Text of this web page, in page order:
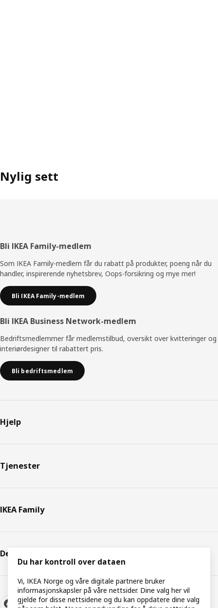
Nylig sett
Bunntekst
Bli IKEA Family-medlem
Som IKEA Family-medlem får du rabatt på produkter, poeng når du
handler, inspirerende nyhetsbrev, Oops-forsikring og mye mer!
Bli IKEA Family-medlem
Bli IKEA Business Network-medlem
Bedriftsmedlemmer får medlemstilbud, oversikt over kvitteringer og
interiørdesigner til rabattert pris.
Bli bedriftsmedlem
Hjelp
Tjenester
IKEA Family
Dette er IKEA
Du har kontroll over dataen
Vi, IKEA Norge og våre digitale partnere bruker
informasjonskapsler på våre nettsider. Dine valg her vil
gjelde for disse nettsidene og du kan oppdatere dine valg